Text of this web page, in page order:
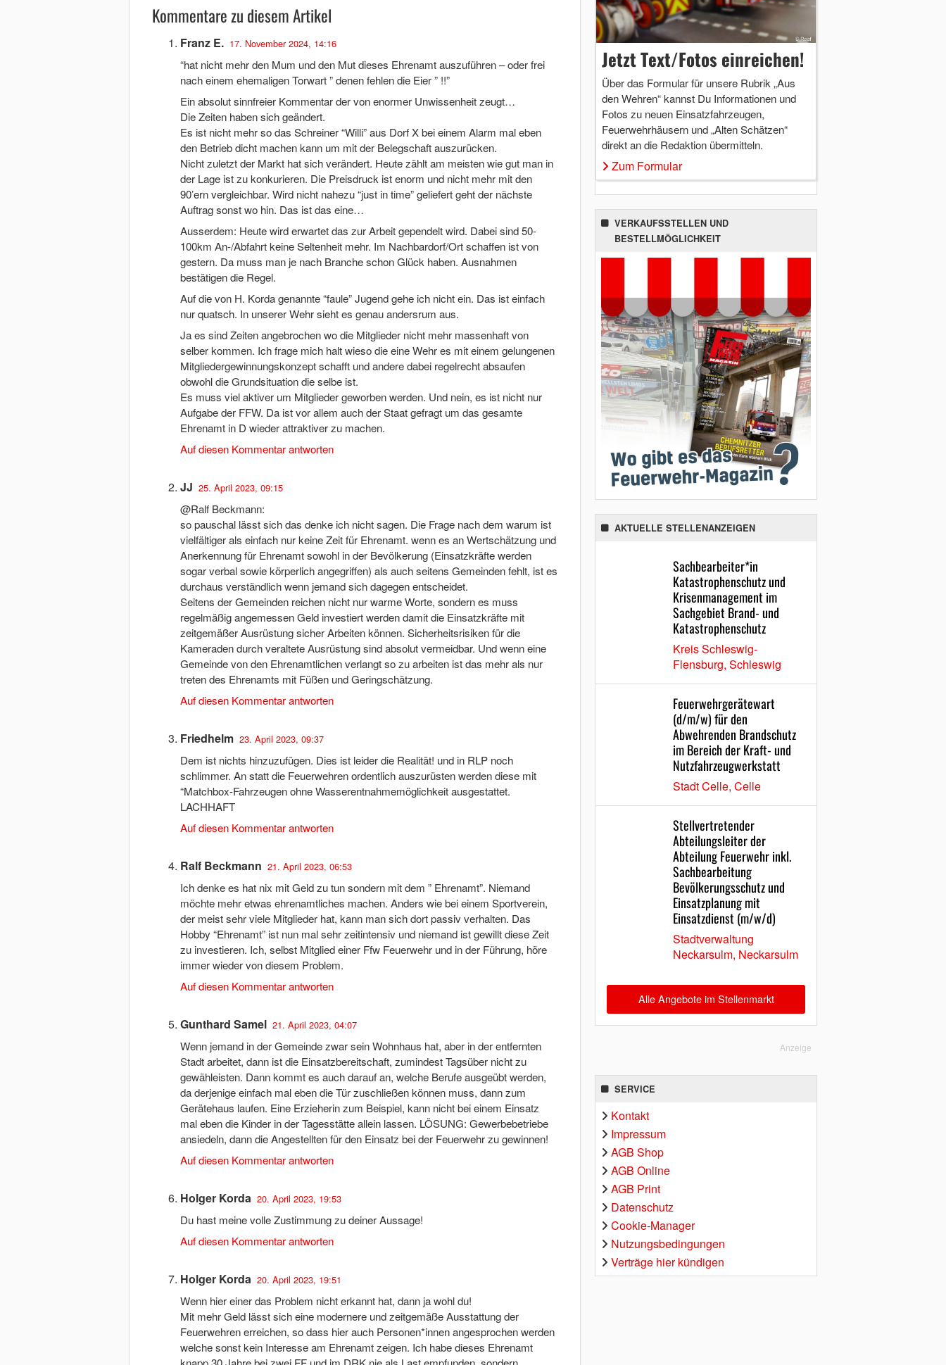
Kommentare zu diesem Artikel
Franz E. 17. November 2024, 14:16
“hat nicht mehr den Mum und den Mut dieses Ehrenamt auszuführen – oder frei
nach einem ehemaligen Torwart ” denen fehlen die Eier ” !!”
Ein absolut sinnfreier Kommentar der von enormer Unwissenheit zeugt…
Die Zeiten haben sich geändert.
Es ist nicht mehr so das Schreiner “Willi” aus Dorf X bei einem Alarm mal eben
den Betrieb dicht machen kann um mit der Belegschaft auszurücken.
Nicht zuletzt der Markt hat sich verändert. Heute zählt am meisten wie gut man in
der Lage ist zu konkurieren. Die Preisdruck ist enorm und nicht mehr mit den
90’ern vergleichbar. Wird nicht nahezu “just in time” geliefert geht der nächste
Auftrag sonst wo hin. Das ist das eine…
Ausserdem: Heute wird erwartet das zur Arbeit gependelt wird. Dabei sind 50-
100km An-/Abfahrt keine Seltenheit mehr. Im Nachbardorf/Ort schaffen ist von
gestern. Da muss man je nach Branche schon Glück haben. Ausnahmen
bestätigen die Regel.
Auf die von H. Korda genannte “faule” Jugend gehe ich nicht ein. Das ist einfach
nur quatsch. In unserer Wehr sieht es genau andersrum aus.
Ja es sind Zeiten angebrochen wo die Mitglieder nicht mehr massenhaft von
selber kommen. Ich frage mich halt wieso die eine Wehr es mit einem gelungenen
Mitgliedergewinnungskonzept schafft und andere dabei regelrecht absaufen
obwohl die Grundsituation die selbe ist.
Es muss viel aktiver um Mitglieder geworben werden. Und nein, es ist nicht nur
Aufgabe der FFW. Da ist vor allem auch der Staat gefragt um das gesamte
Ehrenamt in D wieder attraktiver zu machen.
Auf diesen Kommentar antworten
JJ 25. April 2023, 09:15
@Ralf Beckmann:
so pauschal lässt sich das denke ich nicht sagen. Die Frage nach dem warum ist
vielfältiger als einfach nur keine Zeit für Ehrenamt. wenn es an Wertschätzung und
Anerkennung für Ehrenamt sowohl in der Bevölkerung (Einsatzkräfte werden
sogar verbal sowie körperlich angegriffen) als auch seitens Gemeinden fehlt, ist es
durchaus verständlich wenn jemand sich dagegen entscheidet.
Seitens der Gemeinden reichen nicht nur warme Worte, sondern es muss
regelmäßig angemessen Geld investiert werden damit die Einsatzkräfte mit
zeitgemäßer Ausrüstung sicher Arbeiten können. Sicherheitsrisiken für die
Kameraden durch veraltete Ausrüstung sind absolut vermeidbar. Und wenn eine
Gemeinde von den Ehrenamtlichen verlangt so zu arbeiten ist das mehr als nur
treten des Ehrenamts mit Füßen und Geringschätzung.
Auf diesen Kommentar antworten
Friedhelm 23. April 2023, 09:37
Dem ist nichts hinzuzufügen. Dies ist leider die Realität! und in RLP noch
schlimmer. An statt die Feuerwehren ordentlich auszurüsten werden diese mit
“Matchbox-Fahrzeugen ohne Wasserentnahmemöglichkeit ausgestattet.
LACHHAFT
Auf diesen Kommentar antworten
Ralf Beckmann 21. April 2023, 06:53
Ich denke es hat nix mit Geld zu tun sondern mit dem ” Ehrenamt”. Niemand
möchte mehr etwas ehrenamtliches machen. Anders wie bei einem Sportverein,
der meist sehr viele Mitglieder hat, kann man sich dort passiv verhalten. Das
Hobby “Ehrenamt” ist nun mal sehr zeitintensiv und niemand ist gewillt diese Zeit
zu investieren. Ich, selbst Mitglied einer Ffw Feuerwehr und in der Führung, höre
immer wieder von diesem Problem.
Auf diesen Kommentar antworten
Gunthard Samel 21. April 2023, 04:07
Wenn jemand in der Gemeinde zwar sein Wohnhaus hat, aber in der entfernten
Stadt arbeitet, dann ist die Einsatzbereitschaft, zumindest Tagsüber nicht zu
gewähleisten. Dann kommt es auch darauf an, welche Berufe ausgeübt werden,
da derjenige einfach mal eben die Tür zuschließen können muss, dann zum
Gerätehaus laufen. Eine Erzieherin zum Beispiel, kann nicht bei einem Einsatz
mal eben die Kinder in der Tagesstätte allein lassen. LÖSUNG: Gewerbebetriebe
ansiedeln, dann die Angestellten für den Einsatz bei der Feuerwehr zu gewinnen!
Auf diesen Kommentar antworten
Holger Korda 20. April 2023, 19:53
Du hast meine volle Zustimmung zu deiner Aussage!
Auf diesen Kommentar antworten
Holger Korda 20. April 2023, 19:51
Wenn hier einer das Problem nicht erkannt hat, dann ja wohl du!
Mit mehr Geld lässt sich eine modernere und zeitgemäße Ausstattung der
Feuerwehren erreichen, so dass hier auch Personen*innen angesprochen werden
welche sonst kein Interesse am Ehrenamt zeigen. Ich habe dieses Ehrenamt
Jetzt Text/Fotos einreichen!
Über das Formular für unsere Rubrik „Aus
den Wehren“ kannst Du Informationen und
Fotos zu neuen Einsatzfahrzeugen,
Feuerwehrhäusern und „Alten Schätzen“
direkt an die Redaktion übermitteln.
Zum Formular
VERKAUFSSTELLEN UND
BESTELLMÖGLICHKEIT
AKTUELLE STELLENANZEIGEN
Sachbearbeiter*in
Katastrophenschutz und
Krisenmanagement im
Sachgebiet Brand- und
Katastrophenschutz
Kreis Schleswig-
Flensburg, Schleswig
Feuerwehrgerätewart
(d/m/w) für den
Abwehrenden Brandschutz
im Bereich der Kraft- und
Nutzfahrzeugwerkstatt
Stadt Celle, Celle
Stellvertretender
Abteilungsleiter der
Abteilung Feuerwehr inkl.
Sachbearbeitung
Bevölkerungsschutz und
Einsatzplanung mit
Einsatzdienst (m/w/d)
Stadtverwaltung
Neckarsulm, Neckarsulm
Alle Angebote im Stellenmarkt
Anzeige
SERVICE
Kontakt
Impressum
AGB Shop
AGB Online
AGB Print
Datenschutz
Cookie-Manager
Nutzungsbedingungen
Verträge hier kündigen